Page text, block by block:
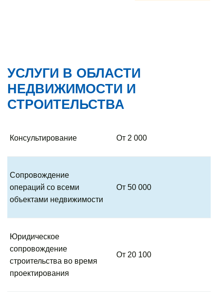
УСЛУГИ В ОБЛАСТИ
НЕДВИЖИМОСТИ И
СТРОИТЕЛЬСТВА
Консультирование От 2 000
Сопровождение
операций со всеми
объектами недвижимости
От 50 000
Юридическое
сопровождение
строительства во время
проектирования
От 20 100